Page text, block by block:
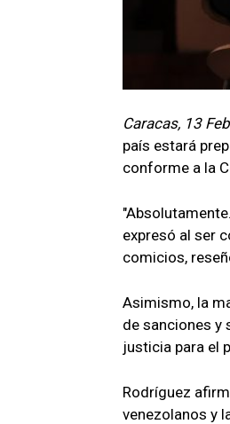
Caracas, 13
país estará
conforme a la
expresó al ser
comicios,
Asimismo, la
de sanciones y
justicia para el
Rodríguez
venezolanos y